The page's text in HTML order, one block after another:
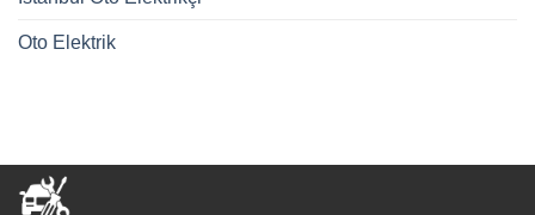
Oto Elektrik